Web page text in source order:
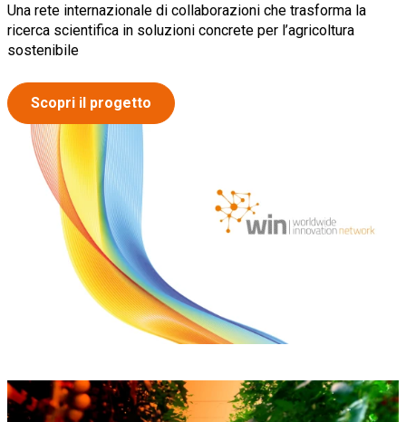
Una rete internazionale di collaborazioni che trasforma la
ricerca scientifica in soluzioni concrete per l’agricoltura
sostenibile
Scopri il progetto